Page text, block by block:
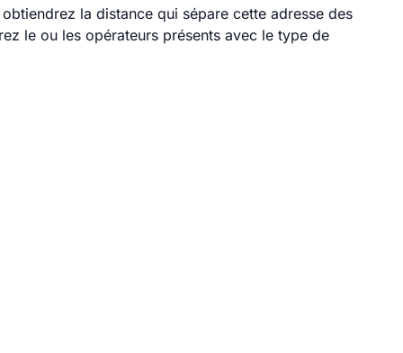
la distance qui sépare cette adresse des
le ou les opérateurs présents avec le type de